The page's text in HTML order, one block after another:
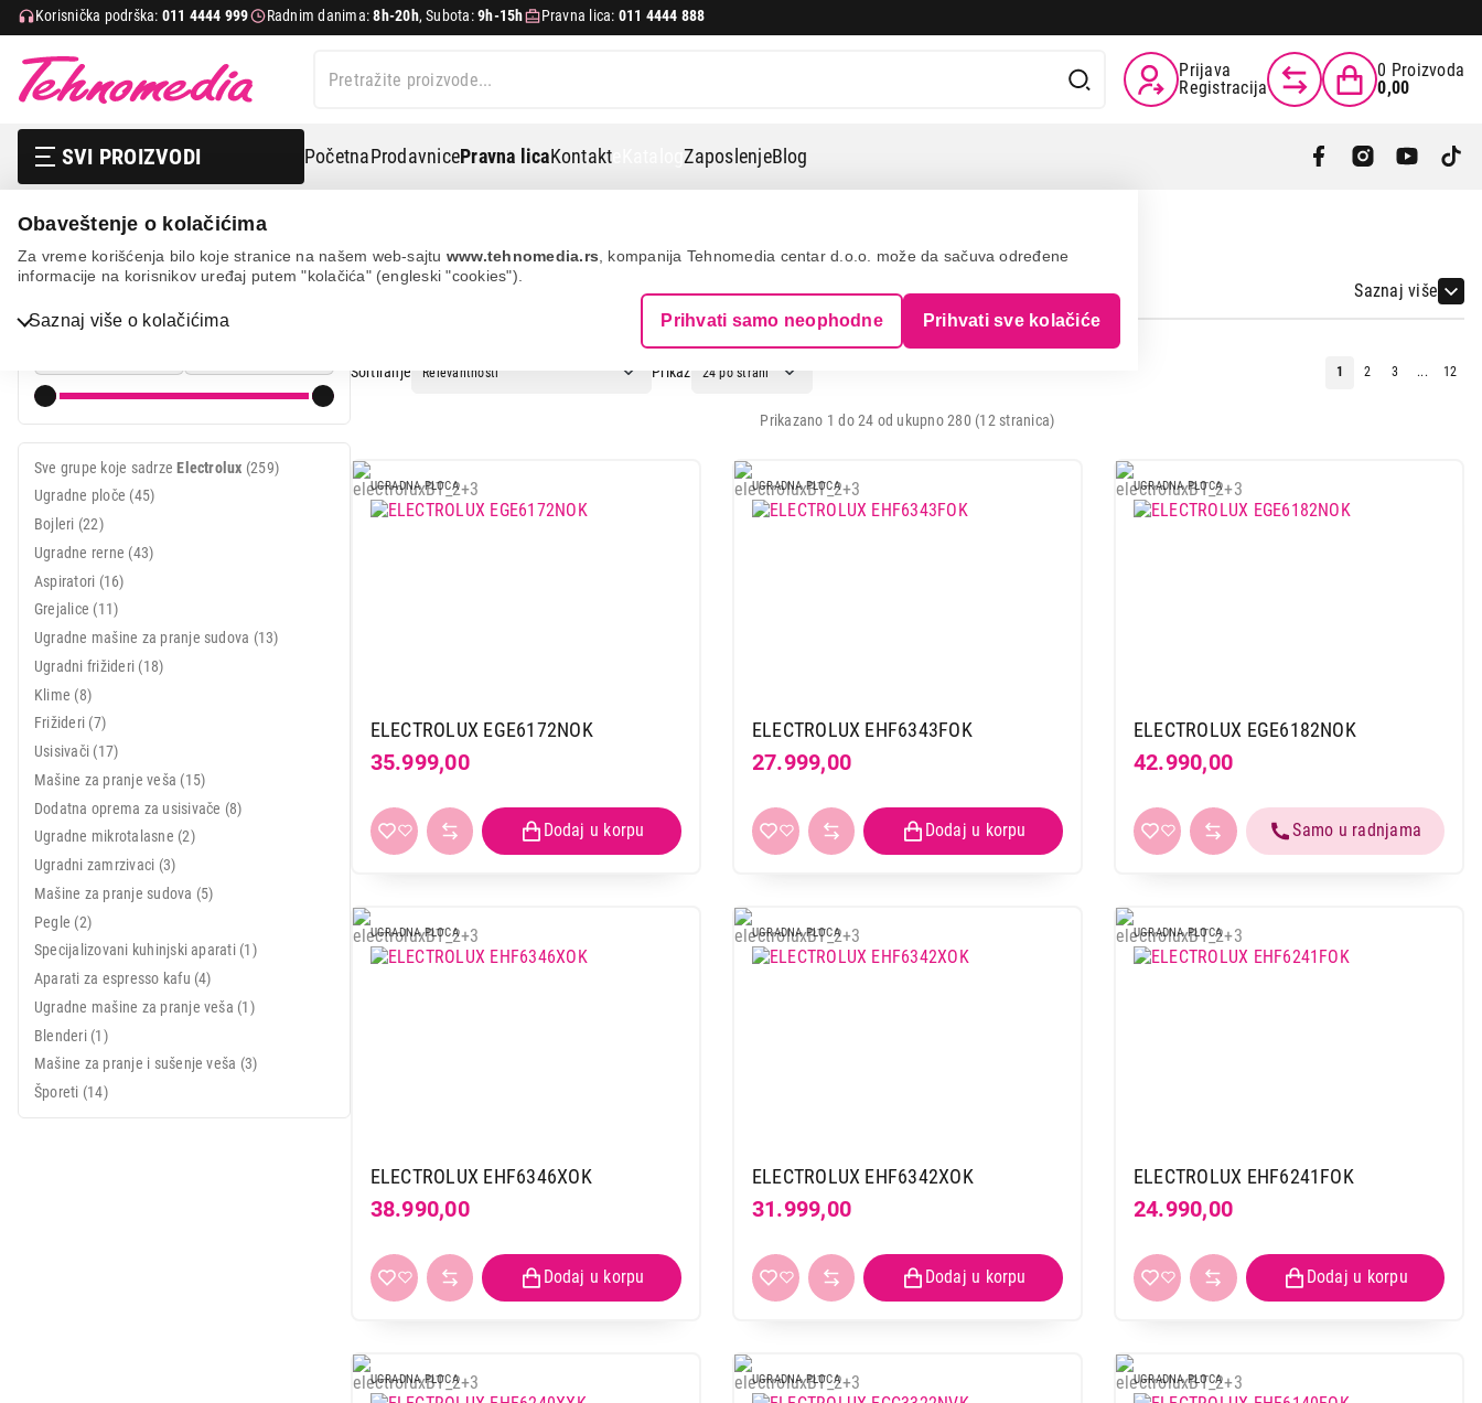
Obaveštenje o kolačićima
Za vreme korišćenja bilo koje stranice na našem web-sajtu www.tehnomedia.rs , kompanija Tehnomedia centar d.o.o. može da sačuva određene
informacije na korisnikov uređaj putem "kolačića" (engleski "cookies").
Saznaj više o kolačićima Prihvati samo neophodne Prihvati sve kolačiće
Korisnička podrška: 011 4444 999 Radnim danima:8h-20h, Subota:9h-15h Pravna lica: 011 4444 888
Prijava
Registracija
0 Proizvoda
0,00
SVI PROIZVODI PočetnaProdavnicePravna licaKontakt eKatalogZaposlenjeBlog
Bela tehnika
IT & Gaming
Mali kućni aparati
Mali kuhinjski aparati
Grejanje i hlađenje
Nega tela, lepota i zdravlje
Sport i putovanje
Sve za kuću i baštu
Vesa
Pretraga Electrolux
PRETRAGA: ELECTROLUX Saznaj više
Sortiranje Prikaz
Prikazano 1 do 24 od ukupno 280 (12 stranica)
1 2 3 ... 12
UGRADNA PLOCA
ELECTROLUX EGE6172NOK
35.999,00
UGRADNA PLOCA
ELECTROLUX EHF6343FOK
27.999,00
UGRADNA PLOCA
ELECTROLUX EGE6182NOK
42.990,00
UGRADNA PLOCA
ELECTROLUX EHF6346XOK
38.990,00
UGRADNA PLOCA
ELECTROLUX EHF6342XOK
31.999,00
UGRADNA PLOCA
ELECTROLUX EHF6241FOK
24.990,00
UGRADNA PLOCA UGRADNA PLOCA UGRADNA PLOCA
Cena od Cena do
Sve grupe koje sadrzeElectrolux (259)
Ugradne ploče (45)
Bojleri (22)
Ugradne rerne (43)
Aspiratori (16)
Grejalice (11)
Ugradne mašine za pranje sudova (13)
Ugradni frižideri (18)
Klime (8)
Frižideri (7)
Usisivači (17)
Mašine za pranje veša (15)
Dodatna oprema za usisivače (8)
Ugradne mikrotalasne (2)
Ugradni zamrzivaci (3)
Mašine za pranje sudova (5)
Pegle (2)
Specijalizovani kuhinjski aparati (1)
Aparati za espresso kafu (4)
Ugradne mašine za pranje veša (1)
Blenderi (1)
Mašine za pranje i sušenje veša (3)
Šporeti (14)